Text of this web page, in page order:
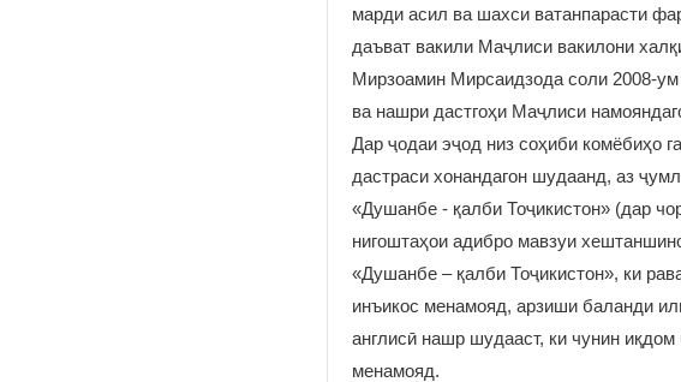
марди асил ва шахси ватанпарасти
даъват вакили Маҷлиси вакилони
Мирзоамин Мирсаидзода соли 2008-
ва нашри дастгоҳи Маҷлиси
Дар ҷодаи эҷод низ соҳиби комёбиҳо
дастраси хонандагон шудаанд, аз
«Душанбе - қалби Тоҷикистон» (дар
нигоштаҳои адибро мавзуи
«Душанбе – қалби Тоҷикистон», ки
инъикос менамояд, арзиши баланди
англисӣ нашр шудааст, ки чунин
менамояд.